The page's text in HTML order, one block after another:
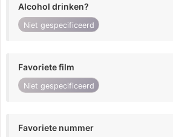
Alcohol drinken?
Niet gespecificeerd
Favoriete film
Niet gespecificeerd
Favoriete nummer